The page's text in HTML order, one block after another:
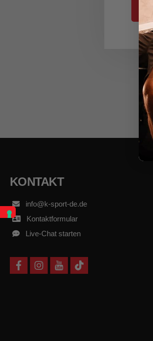
KONTAKT
info@k-sport-de.de
Kontaktformular
Live-Chat starten
f
a
i
n
y
o
t
i